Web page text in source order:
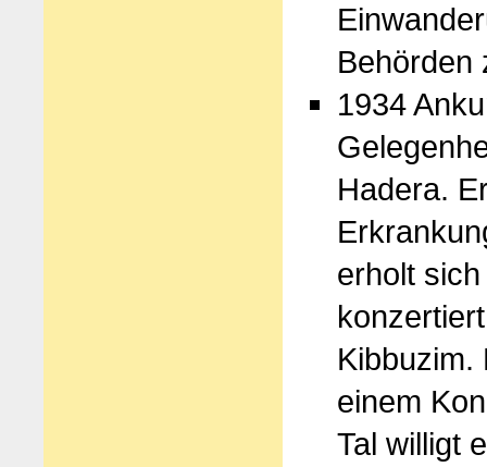
Behörden
1934
Hadera.
erholt
Kibbuzim.
einem
Tal willigt